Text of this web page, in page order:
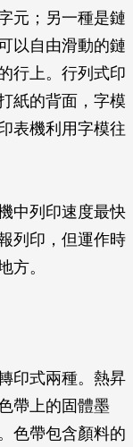
元；另一種是鏈
以自由滑動的鏈
行上。行列式印
紙的背面，字模
表機利用字模往
中列印速度最快
列印，但運作時
方。
印式兩種。熱昇
帶上的固體墨
色帶包含顏料的